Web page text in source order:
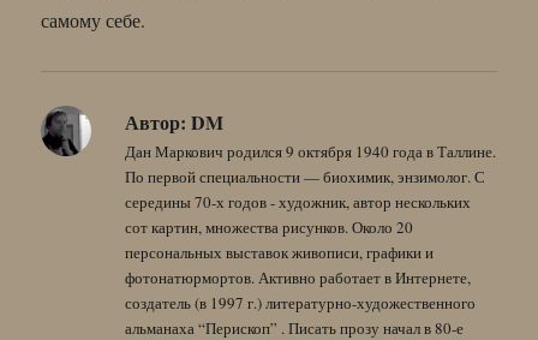
самому себе.
Автор: DM
Дан Маркович родился 9 октября 1940 года в Таллине.
По первой специальности — биохимик, энзимолог. С
середины 70-х годов - художник, автор нескольких
сот картин, множества рисунков. Около 20
персональных выставок живописи, графики и
фотонатюрмортов. Активно работает в Интернете,
создатель (в 1997 г.) литературно-художественного
альманаха “Перископ” . Писать прозу начал в 80-е